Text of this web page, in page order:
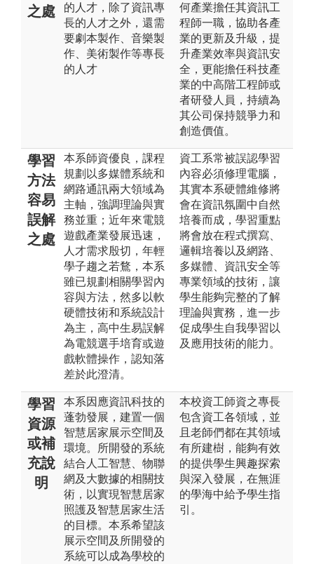
之處
的人才，除了資訊專
長的人才之外，還需
要劇本製作、音樂製
作、美術製作等專長
的人才
何產業擔任其資訊工
程師一職，協助各產
業的更新及升級，提
升產業效率與資訊安
全，更能擔任科技產
業的中高階工程師或
者研發人員，持續為
其公司保持競爭力和
創造價值。
學習
方法
容易
誤解
之處
本系師資優良，課程
規劃以多媒體系統和
網路通訊兩大領域為
主軸，強調理論與實
務並重；近年來電競
遊戲產業發展迅速，
人才需求殷切，年輕
學子趨之若鶩，本系
雖已規劃相關學習內
容與方法，然多以軟
硬體技術和系統設計
為主，高中生易誤解
為電競選手培育或遊
戲軟體操作，認知落
差於此澄清。
資工系常被誤認學習
內容必須修理電腦，
其實本系硬體維修將
會在資訊氛圍中自然
培養而成，學習重點
將會放在程式撰寫、
邏輯培養以及網路、
多媒體、資訊安全等
專業領域的技術，讓
學生能夠完整的了解
理論與實務，進一步
促成學生自我學習以
及應用技術的能力。
學習
資源
或補
充說
明
本系因應資訊科技的
蓬勃發展，建置一個
智慧居家展示空間及
環境。所開發的系統
結合人工智慧、物聯
網及大數據的相關技
術，以實現智慧居家
照護及智慧居家生活
的目標。本系希望該
展示空間及所開發的
系統可以成為學校的
本校資工師資之專長
包含資工各領域，並
且老師們都在其領域
有所建樹，能夠有效
的提供學生興趣探索
與深入發展，在無涯
的學海中給予學生指
引。